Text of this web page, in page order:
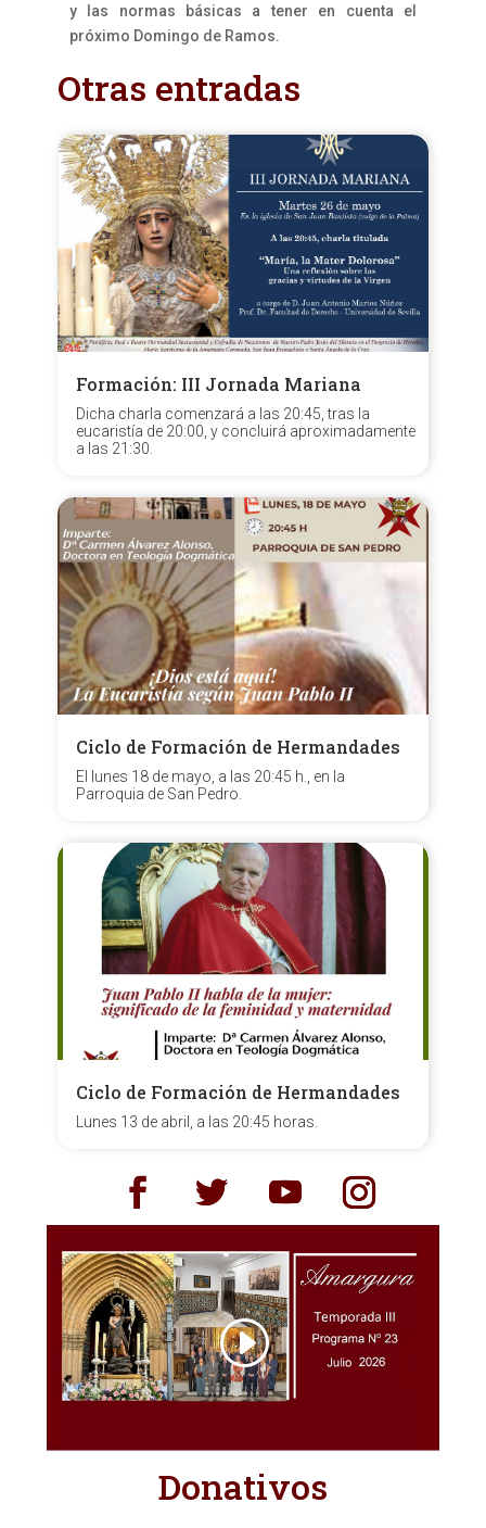
y las normas básicas a tener en cuenta el
próximo Domingo de Ramos.
Otras entradas
Formación: III Jornada Mariana
Dicha charla comenzará a las 20:45, tras la
eucaristía de 20:00, y concluirá aproximadamente
a las 21:30.
Ciclo de Formación de Hermandades
El lunes 18 de mayo, a las 20:45 h., en la
Parroquia de San Pedro.
Ciclo de Formación de Hermandades
Lunes 13 de abril, a las 20:45 horas.
Donativos